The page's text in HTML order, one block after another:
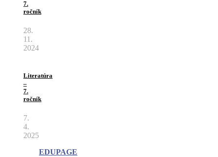
7.
ročník
28.
11.
2024
Literatúra
–
7.
ročník
7.
4.
2025
EDUPAGE